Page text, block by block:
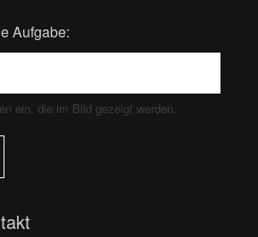
Aufgabe:
ein, die im Bild gezeigt werden.